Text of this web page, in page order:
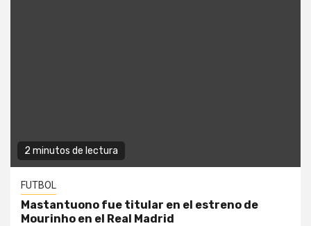
2 minutos de lectura
FUTBOL
Mastantuono fue titular en el estreno de
Mourinho en el Real Madrid